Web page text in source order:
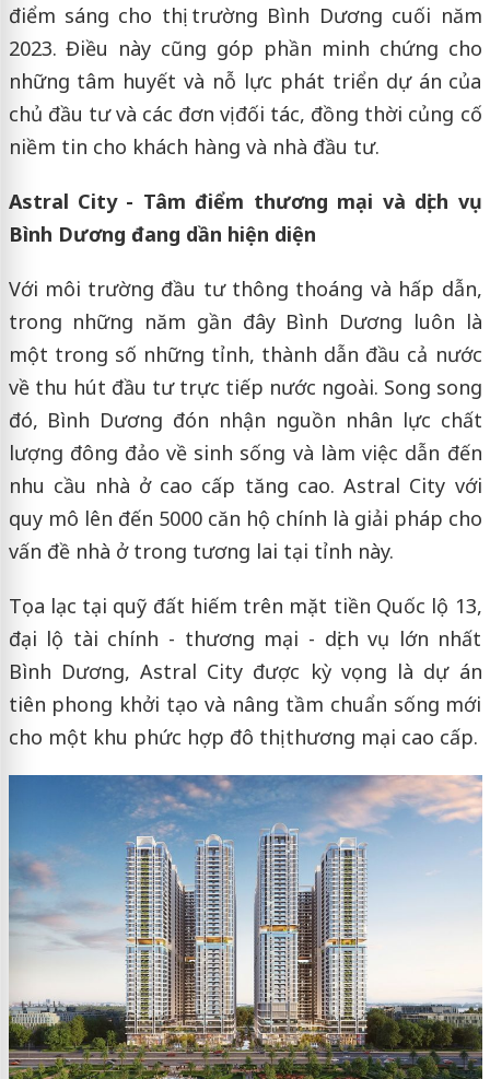
điểm sáng cho thị trường Bình Dương cuối năm
2023. Điều này cũng góp phần minh chứng cho
những tâm huyết và nỗ lực phát triển dự án của
chủ đầu tư và các đơn vị đối tác, đồng thời củng cố
niềm tin cho khách hàng và nhà đầu tư.
Astral City - Tâm điểm thương mại và dịch vụ
Bình Dương đang dần hiện diện
Với môi trường đầu tư thông thoáng và hấp dẫn,
trong những năm gần đây Bình Dương luôn là
một trong số những tỉnh, thành dẫn đầu cả nước
về thu hút đầu tư trực tiếp nước ngoài. Song song
đó, Bình Dương đón nhận nguồn nhân lực chất
lượng đông đảo về sinh sống và làm việc dẫn đến
nhu cầu nhà ở cao cấp tăng cao. Astral City với
quy mô lên đến 5000 căn hộ chính là giải pháp cho
vấn đề nhà ở trong tương lai tại tỉnh này.
Tọa lạc tại quỹ đất hiếm trên mặt tiền Quốc lộ 13,
đại lộ tài chính - thương mại - dịch vụ lớn nhất
Bình Dương, Astral City được kỳ vọng là dự án
tiên phong khởi tạo và nâng tầm chuẩn sống mới
cho một khu phức hợp đô thị thương mại cao cấp.